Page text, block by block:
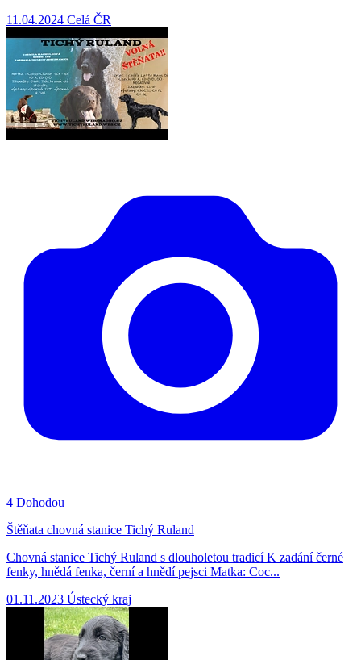
11.04.2024 Celá ČR
4 Dohodou
Štěňata chovná stanice Tichý Ruland
Chovná stanice Tichý Ruland s dlouholetou tradicí K zadání černé
fenky, hnědá fenka, černí a hnědí pejsci Matka: Coc...
01.11.2023 Ústecký kraj